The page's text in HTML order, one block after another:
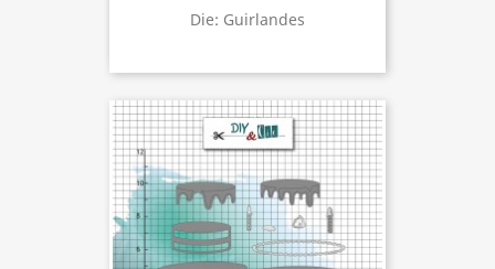
Die: Guirlandes